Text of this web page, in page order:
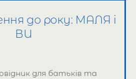
до року: МАЛЯ і
ВИ
для батьків та